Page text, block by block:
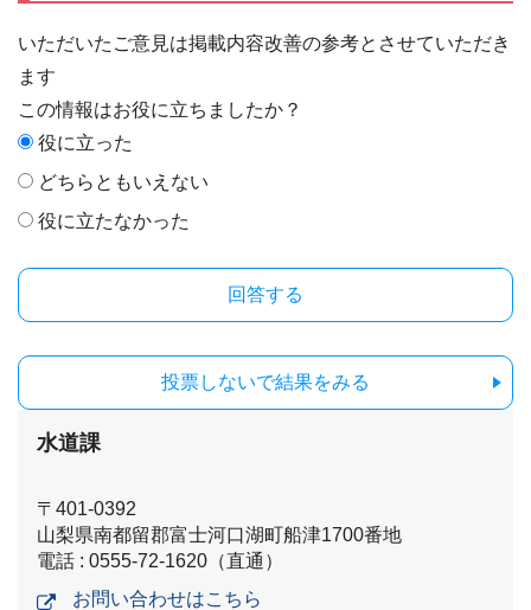
いただいたご意見は掲載内容改善の参考とさせていただき
ます
この情報はお役に立ちましたか？
役に立った
どちらともいえない
役に立たなかった
投票しないで結果をみる
水道課
〒401-0392
山梨県南都留郡富士河口湖町船津1700番地
電話 : 0555-72-1620（直通）
お問い合わせはこちら